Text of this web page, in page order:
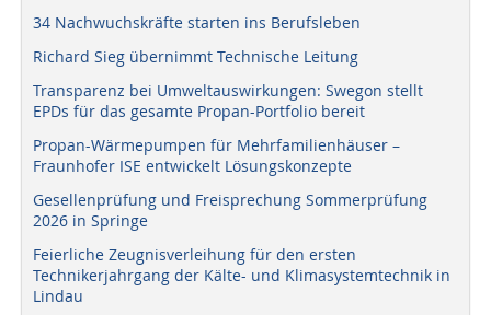
34 Nachwuchskräfte starten ins Berufsleben
Richard Sieg übernimmt Technische Leitung
Transparenz bei Umweltauswirkungen: Swegon stellt
EPDs für das gesamte Propan-Portfolio bereit
Propan-Wärmepumpen für Mehrfamilienhäuser –
Fraunhofer ISE entwickelt Lösungskonzepte
Gesellenprüfung und Freisprechung Sommerprüfung
2026 in Springe
Feierliche Zeugnisverleihung für den ersten
Technikerjahrgang der Kälte- und Klimasystemtechnik in
Lindau